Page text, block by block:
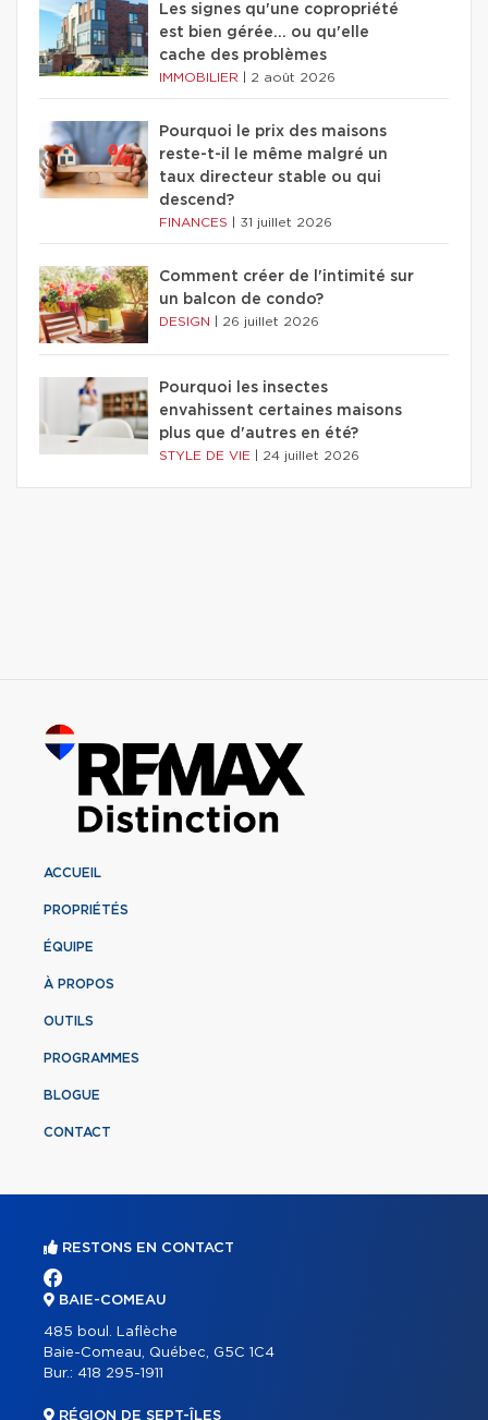
Les signes qu'une copropriété
est bien gérée… ou qu'elle
cache des problèmes
IMMOBILIER 2 août 2026
Pourquoi le prix des maisons
reste-t-il le même malgré un
taux directeur stable ou qui
descend?
FINANCES 31 juillet 2026
Comment créer de l'intimité sur
un balcon de condo?
DESIGN 26 juillet 2026
Pourquoi les insectes
envahissent certaines maisons
plus que d'autres en été?
STYLE DE VIE 24 juillet 2026
ACCUEIL
PROPRIÉTÉS
ÉQUIPE
À PROPOS
OUTILS
PROGRAMMES
BLOGUE
CONTACT
RESTONS EN CONTACT
BAIE-COMEAU
485 boul. Laflèche
Baie-Comeau, Québec, G5C 1C4
Bur.: 418 295-1911
RÉGION DE SEPT-ÎLES